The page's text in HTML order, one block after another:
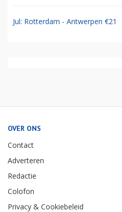
Jul: Rotterdam - Antwerpen €21
OVER ONS
Contact
Adverteren
Redactie
Colofon
Privacy & Cookiebeleid